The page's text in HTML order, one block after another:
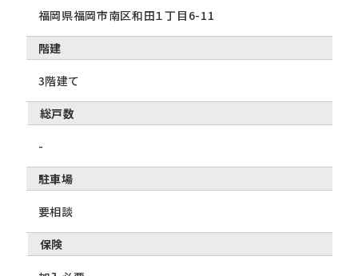
福岡県福岡市南区和田１丁目6-11
階建
3階建て
総戸数
-
駐車場
要相談
保険